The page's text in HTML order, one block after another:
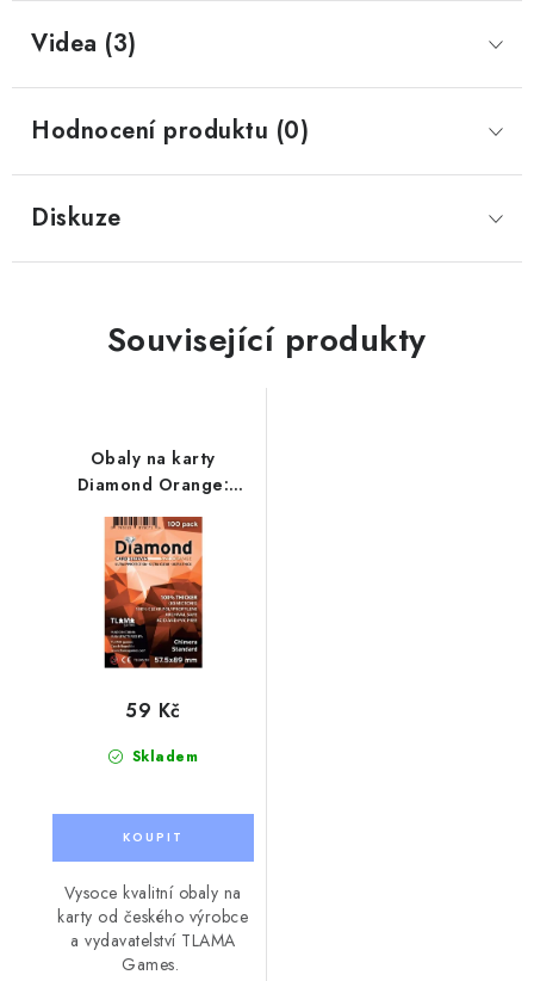
Videa (3)
Hodnocení produktu (0)
Diskuze
Související produkty
Obaly na karty
Diamond Orange:
Chimera Standard
(57,5x89 mm)
Skladem
59 Kč
Vysoce kvalitní obaly na
karty od českého výrobce
a vydavatelství TLAMA
Games.